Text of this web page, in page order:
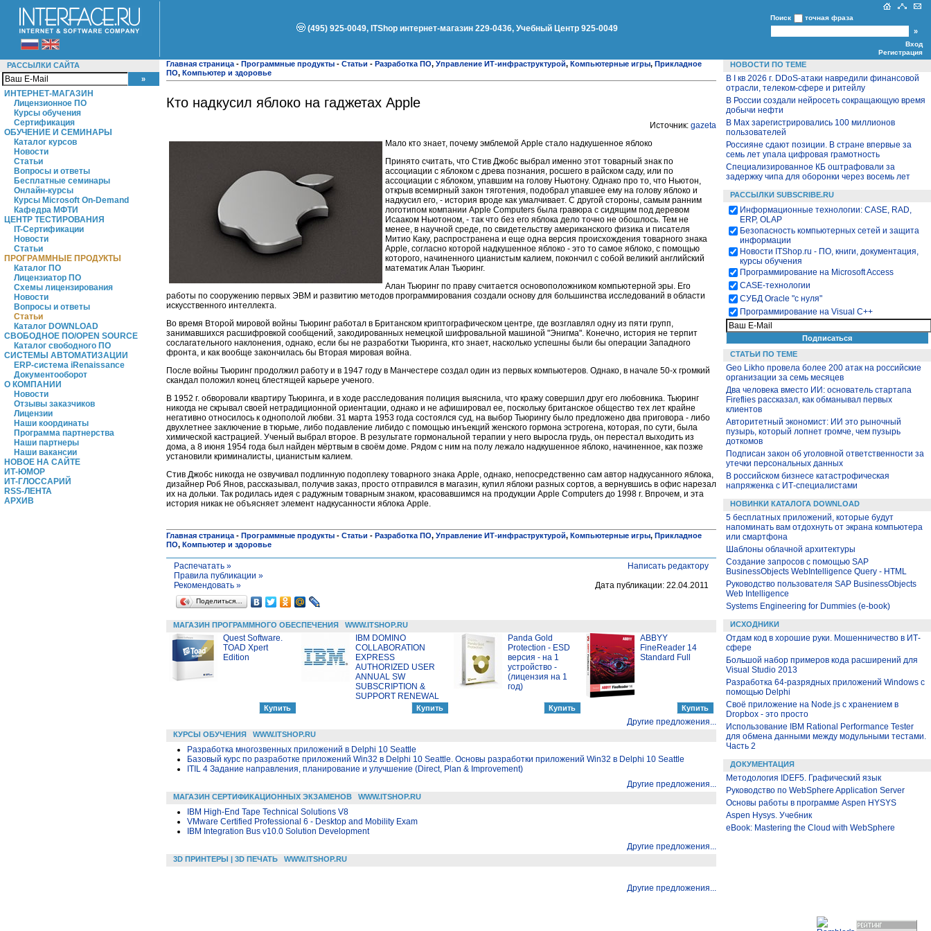
(495) 925-0049, ITShop интернет-магазин 229-0436, Учебный Центр 925-0049
Поиск точная фраза
Вход
Регистрация
РАССЫЛКИ САЙТА
ИНТЕРНЕТ-МАГАЗИН
Лицензионное ПО
Курсы обучения
Сертификация
ОБУЧЕНИЕ И СЕМИНАРЫ
Каталог курсов
Новости
Статьи
Вопросы и ответы
Бесплатные семинары
Онлайн-курсы
Курсы Microsoft On-Demand
Кафедра МФТИ
ЦЕНТР ТЕСТИРОВАНИЯ
IT-Сертификации
Новости
Статьи
ПРОГРАММНЫЕ ПРОДУКТЫ
Каталог ПО
Лицензиатор ПО
Схемы лицензирования
Новости
Вопросы и ответы
Статьи
Каталог DOWNLOAD
СВОБОДНОЕ ПО/OPEN SOURCE
Каталог свободного ПО
СИСТЕМЫ АВТОМАТИЗАЦИИ
ERP-система iRenaissance
Документооборот
О КОМПАНИИ
Новости
Отзывы заказчиков
Лицензии
Наши координаты
Программа партнерства
Наши партнеры
Наши вакансии
НОВОЕ НА САЙТЕ
ИТ-ЮМОР
ИТ-ГЛОССАРИЙ
RSS-ЛЕНТА
АРХИВ
Главная страница - Программные продукты - Статьи - Разработка ПО, Управление ИТ-инфраструктурой, Компьютерные игры, Прикладное
ПО, Компьютер и здоровье
Кто надкусил яблоко на гаджетах Apple
Источник: gazeta
Мало кто знает, почему эмблемой Apple стало надкушенное яблоко
Принято считать, что Стив Джобс выбрал именно этот товарный знак по
ассоциации с яблоком с древа познания, росшего в райском саду, или по
ассоциации с яблоком, упавшим на голову Ньютону. Однако про то, что Ньютон,
открыв всемирный закон тяготения, подобрал упавшее ему на голову яблоко и
надкусил его, - история вроде как умалчивает. С другой стороны, самым ранним
логотипом компании Apple Computers была гравюра с сидящим под деревом
Исааком Ньютоном, - так что без его яблока дело точно не обошлось. Тем не
менее, в научной среде, по свидетельству американского физика и писателя
Митио Каку, распространена и еще одна версия происхождения товарного знака
Apple, согласно которой надкушенное яблоко - это то самое яблоко, с помощью
которого, начиненного цианистым калием, покончил с собой великий английский
математик Алан Тьюринг.
Алан Тьюринг по праву считается основоположником компьютерной эры. Его
работы по сооружению первых ЭВМ и развитию методов программирования создали основу для большинства исследований в области
искусственного интеллекта.
Во время Второй мировой войны Тьюринг работал в Британском криптографическом центре, где возглавлял одну из пяти групп,
занимавшихся расшифровкой сообщений, закодированных немецкой шифровальной машиной "Энигма". Конечно, история не терпит
сослагательного наклонения, однако, если бы не разработки Тьюринга, кто знает, насколько успешны были бы операции Западного
фронта, и как вообще закончилась бы Вторая мировая война.
После войны Тьюринг продолжил работу и в 1947 году в Манчестере создал один из первых компьютеров. Однако, в начале 50-х громкий
скандал положил конец блестящей карьере ученого.
В 1952 г. обворовали квартиру Тьюринга, и в ходе расследования полиция выяснила, что кражу совершил друг его любовника. Тьюринг
никогда не скрывал своей нетрадиционной ориентации, однако и не афишировал ее, поскольку британское общество тех лет крайне
негативно относилось к однополой любви. 31 марта 1953 года состоялся суд, на выбор Тьюрингу было предложено два приговора - либо
двухлетнее заключение в тюрьме, либо подавление либидо с помощью инъекций женского гормона эстрогена, которая, по сути, была
химической кастрацией. Ученый выбрал второе. В результате гормональной терапии у него выросла грудь, он перестал выходить из
дома, а 8 июня 1954 года был найден мёртвым в своём доме. Рядом с ним на полу лежало надкушенное яблоко, начиненное, как позже
установили криминалисты, цианистым калием.
Стив Джобс никогда не озвучивал подлинную подоплеку товарного знака Apple, однако, непосредственно сам автор надкусанного яблока,
дизайнер Роб Янов, рассказывал, получив заказ, просто отправился в магазин, купил яблоки разных сортов, а вернувшись в офис нарезал
их на дольки. Так родилась идея с радужным товарным знаком, красовавшимся на продукции Apple Computers до 1998 г. Впрочем, и эта
история никак не объясняет элемент надкусанности яблока Apple.
Главная страница - Программные продукты - Статьи - Разработка ПО, Управление ИТ-инфраструктурой, Компьютерные игры, Прикладное
ПО, Компьютер и здоровье
Распечатать »
Правила публикации »
Написать редактору
Рекомендовать »
Дата публикации: 22.04.2011
Поделиться…
МАГАЗИН ПРОГРАММНОГО ОБЕСПЕЧЕНИЯ WWW.ITSHOP.RU
Quest Software.
TOAD Xpert
Edition
IBM DOMINO
COLLABORATION
EXPRESS
AUTHORIZED USER
ANNUAL SW
SUBSCRIPTION &
SUPPORT RENEWAL
Panda Gold
Protection - ESD
версия - на 1
устройство -
(лицензия на 1
год)
ABBYY
FineReader 14
Standard Full
Другие предложения...
КУРСЫ ОБУЧЕНИЯ WWW.ITSHOP.RU
Разработка многозвенных приложений в Delphi 10 Seattle
Базовый курс по разработке приложений Win32 в Delphi 10 Seattle. Основы разработки приложений Win32 в Delphi 10 Seattle
ITIL 4 Задание направления, планирование и улучшение (Direct, Plan & Improvement)
Другие предложения...
МАГАЗИН СЕРТИФИКАЦИОННЫХ ЭКЗАМЕНОВ WWW.ITSHOP.RU
IBM High-End Tape Technical Solutions V8
VMware Certified Professional 6 - Desktop and Mobility Exam
IBM Integration Bus v10.0 Solution Development
Другие предложения...
3D ПРИНТЕРЫ | 3D ПЕЧАТЬ WWW.ITSHOP.RU
Другие предложения...
НОВОСТИ ПО ТЕМЕ
В I кв 2026 г. DDoS-атаки навредили финансовой
отрасли, телеком-сфере и ритейлу
В России создали нейросеть сокращающую время
добычи нефти
В Max зарегистрировались 100 миллионов
пользователей
Россияне сдают позиции. В стране впервые за
семь лет упала цифровая грамотность
Специализированное КБ оштрафовали за
задержку чипа для оборонки через восемь лет
РАССЫЛКИ SUBSCRIBE.RU
Информационные технологии: CASE, RAD,
ERP, OLAP
Безопасность компьютерных сетей и защита
информации
Новости ITShop.ru - ПО, книги, документация,
курсы обучения
Программирование на Microsoft Access
CASE-технологии
СУБД Oracle "с нуля"
Программирование на Visual С++
СТАТЬИ ПО ТЕМЕ
Geo Likho провела более 200 атак на российские
организации за семь месяцев
Два человека вместо ИИ: основатель стартапа
Fireflies рассказал, как обманывал первых
клиентов
Авторитетный экономист: ИИ это рыночный
пузырь, который лопнет громче, чем пузырь
доткомов
Подписан закон об уголовной ответственности за
утечки персональных данных
В российском бизнесе катастрофическая
напряженка с ИТ-специалистами
НОВИНКИ КАТАЛОГА DOWNLOAD
5 бесплатных приложений, которые будут
напоминать вам отдохнуть от экрана компьютера
или смартфона
Шаблоны облачной архитектуры
Создание запросов с помощью SAP
BusinessObjects WebIntelligence Query - HTML
Руководство пользователя SAP BusinessObjects
Web Intelligence
Systems Engineering for Dummies (e-book)
ИСХОДНИКИ
Отдам код в хорошие руки. Мошенничество в ИТ-
сфере
Большой набор примеров кода расширений для
Visual Studio 2013
Разработка 64-разрядных приложений Windows с
помощью Delphi
Своё приложение на Node.js с хранением в
Dropbox - это просто
Использование IBM Rational Performance Tester
для обмена данными между модульными тестами.
Часть 2
ДОКУМЕНТАЦИЯ
Методология IDEF5. Графический язык
Руководство по WebSphere Application Server
Основы работы в программе Aspen HYSYS
Aspen Hysys. Учебник
eBook: Mastering the Cloud with WebSphere